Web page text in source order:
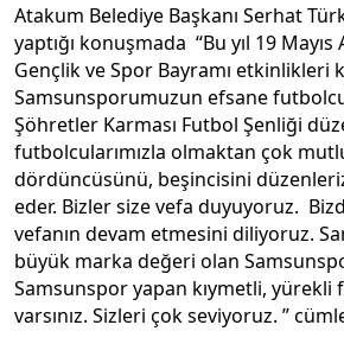
Atakum Belediye Başkanı Serhat
yaptığı konuşmada “Bu yıl 19
Gençlik ve Spor Bayramı etkinlikleri
Samsunsporumuzun efsane
Şöhretler Karması Futbol Şenliği
futbolcularımızla olmaktan çok
dördüncüsünü, beşincisini
eder. Bizler size vefa duyuyoruz.
vefanın devam etmesini diliyoruz.
büyük marka değeri olan
Samsunspor yapan kıymetli, yürekli
varsınız. Sizleri çok seviyoruz. ”